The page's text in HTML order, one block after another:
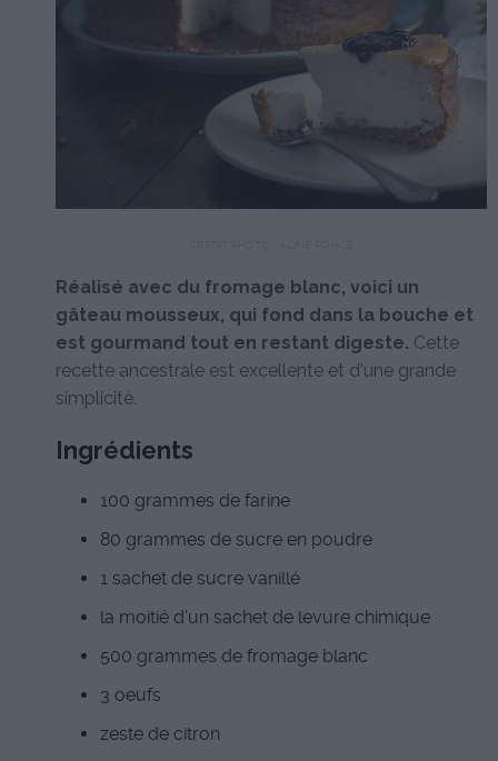
Réalisé avec du fromage blanc, voici un
gâteau mousseux, qui fond dans la bouche et
est gourmand tout en restant digeste. Cette
recette ancestrale est excellente et d'une grande
simplicité.
Ingrédients
100 grammes de farine
80 grammes de sucre en poudre
1 sachet de sucre vanillé
la moitié d'un sachet de levure chimique
500 grammes de fromage blanc
3 oeufs
zeste de citron